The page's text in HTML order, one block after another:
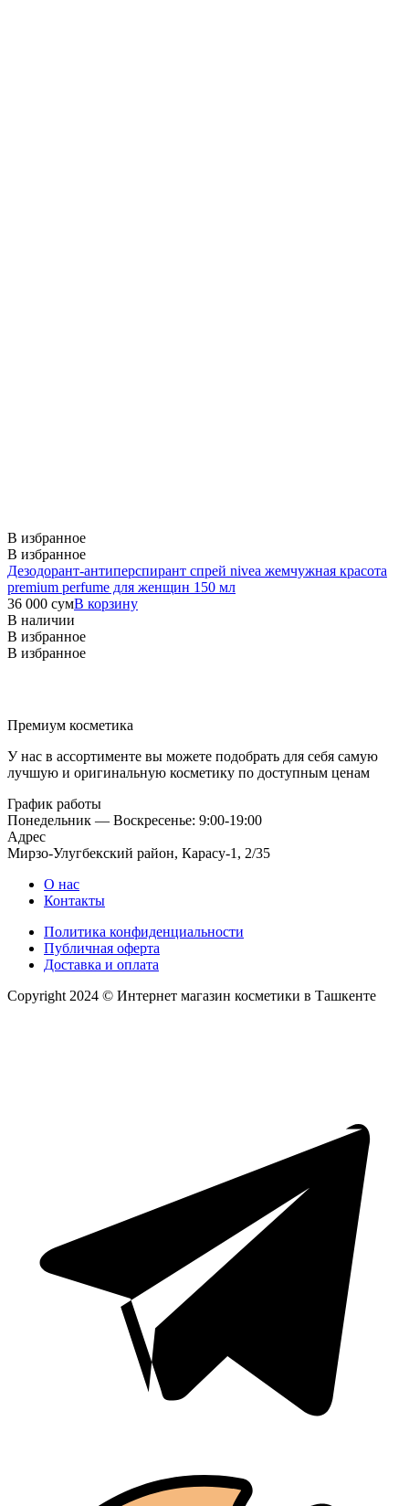
В избранное
В избранное
Дезодорант-антиперспирант спрей nivea жемчужная красота
premium perfume для женщин 150 мл
36 000 сумВ корзину
В наличии
В избранное
В избранное
Премиум косметика
У нас в ассортименте вы можете подобрать для себя самую
лучшую и оригинальную косметику по доступным ценам
График работы
Понедельник — Воскресенье: 9:00-19:00
Адрес
Мирзо-Улугбекский район, Карасу-1, 2/35
О нас
Контакты
Политика конфиденциальности
Публичная оферта
Доставка и оплата
Copyright 2024 © Интернет магазин косметики в Ташкенте